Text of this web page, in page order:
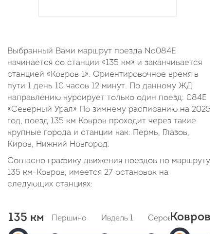
Выбранный Вами маршрут поезда №084Е
начинается со станции «135 км» и заканчивается
станцией «Ковров 1». Ориентировочное время в
пути 1 день 10 часов 12 минут. По данному ЖД
направлению курсирует только один поезд: 084Е
«Северный Урал» По зимнему расписанию на 2025
год, поезд 135 км Ковров проходит через такие
крупные города и станции как: Пермь, Глазов,
Киров, Нижний Новгород.
Согласно графику движения поездов по маршруту
135 км-Ковров, имеется 27 остановок на
следующих станциях:
135 км
Першино Ивдель 1 Серов Лобва
Ковров